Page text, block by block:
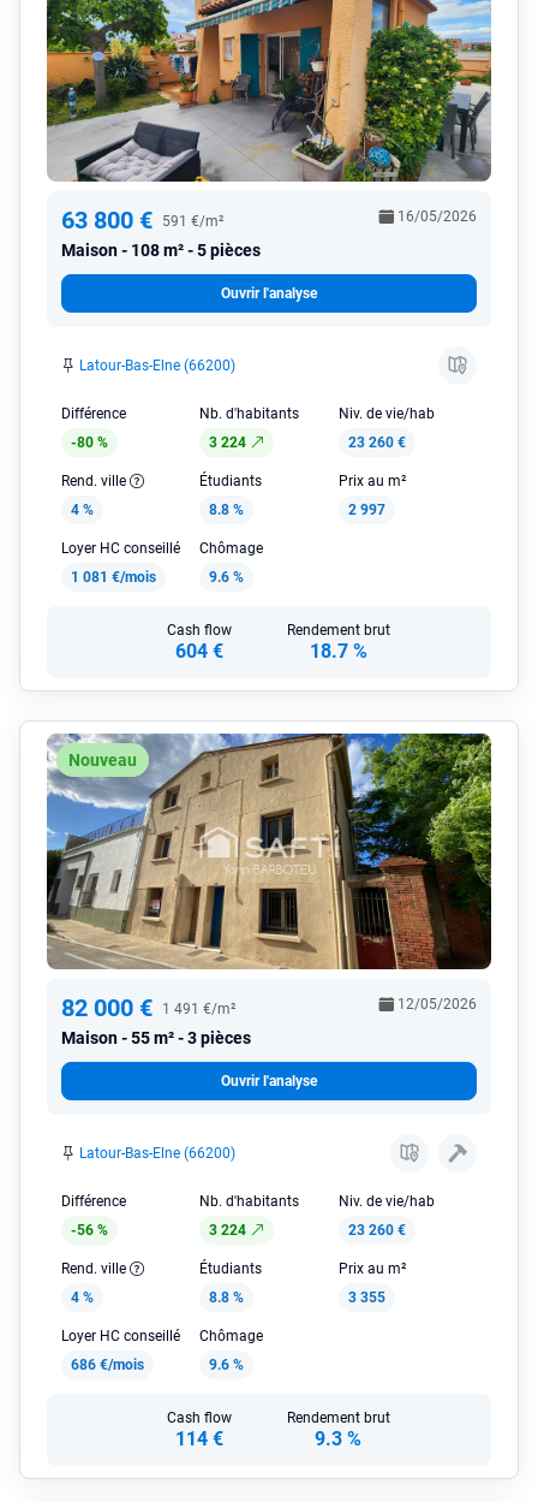
63 800 € 591 €/m²
Maison 108 m² - 5 pièces
16/05/2026
Ouvrir l'analyse
Latour-Bas-Elne (66200)
Différence
-80 %
Nb. d'habitants
3 224
Niv. de vie/hab
23 260 €
Rend. ville
4 %
Étudiants
8.8 %
Prix au m²
2 997
Loyer HC conseillé
1 081 €/mois
Chômage
9.6 %
Cash flow
604 €
Rendement brut
18.7 %
Nouveau
82 000 € 1 491 €/m²
Maison 55 m² - 3 pièces
12/05/2026
Ouvrir l'analyse
Latour-Bas-Elne (66200)
Différence
-56 %
Nb. d'habitants
3 224
Niv. de vie/hab
23 260 €
Rend. ville
4 %
Étudiants
8.8 %
Prix au m²
3 355
Loyer HC conseillé
686 €/mois
Chômage
9.6 %
Cash flow
114 €
Rendement brut
9.3 %